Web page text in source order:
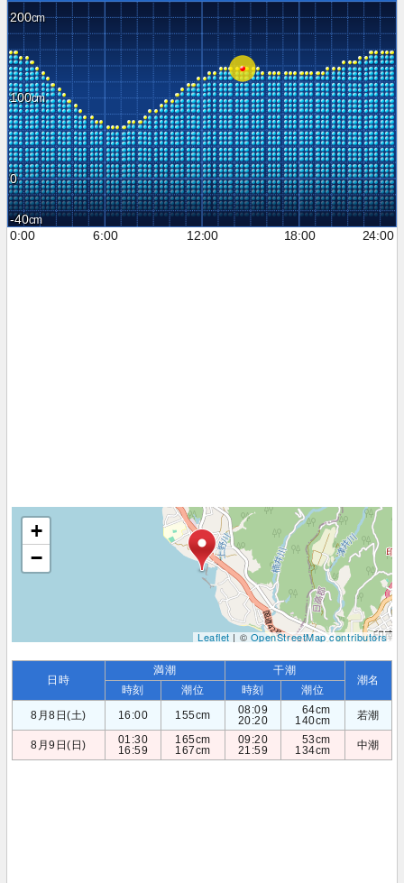
200
100
0
-40
0:00
6:00 12:00 18:00 24:00
+
−
Leaflet| ©OpenStreetMap contributors
日時
満潮 干潮
潮名
時刻 潮位 時刻
潮位
8月8日(土)
16:00 155cm
08:09
20:20
64cm
140cm
若潮
8月9日(日)
01:30
16:59
165cm
167cm
09:20
21:59
53cm
134cm
中潮